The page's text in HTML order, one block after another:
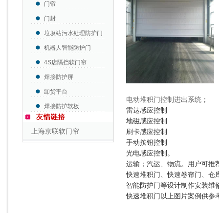
门帘
门封
垃圾站污水处理防护门
机器人智能防护门
4S店隔挡软门帘
焊接防护屏
卸货平台
焊接防护软板
上海京联软门帘
电动堆积门控制进出系统；
雷达感应控制
地磁感应控制
刷卡感应控制
手动按钮控制
光电感应控制。
运输；汽运、物流。用户可推
快速堆积门、快速卷帘门、仓
智能防护门等设计制作安装维
快速堆积门以上图片案例供参